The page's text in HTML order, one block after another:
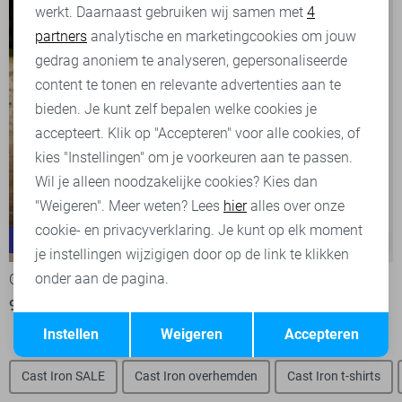
Valver
Cast Iron Jeans
91,00
Shiftback
Cast Iron SALE Cast Iron overhemden Cast Iron t-shirts
Analytische cookies
Marketing cookies
Terug Opslaan
werkt. Daarnaast gebruiken wij samen met 4
partners analytische en marketingcookies om jouw
gedrag anoniem te analyseren, gepersonaliseerde
content te tonen en relevante advertenties aan te
bieden. Je kunt zelf bepalen welke cookies je
accepteert. Klik op "Accepteren" voor alle cookies, of
kies "Instellingen" om je voorkeuren aan te passen.
Wil je alleen noodzakelijke cookies? Kies dan
"Weigeren". Meer weten? Lees hieralles over onze
cookie- en privacyverklaring. Je kunt op elk moment
je instellingen wijzigigen door op de link te klikken
onder aan de pagina.
Accepteren
Weigeren
Instellen